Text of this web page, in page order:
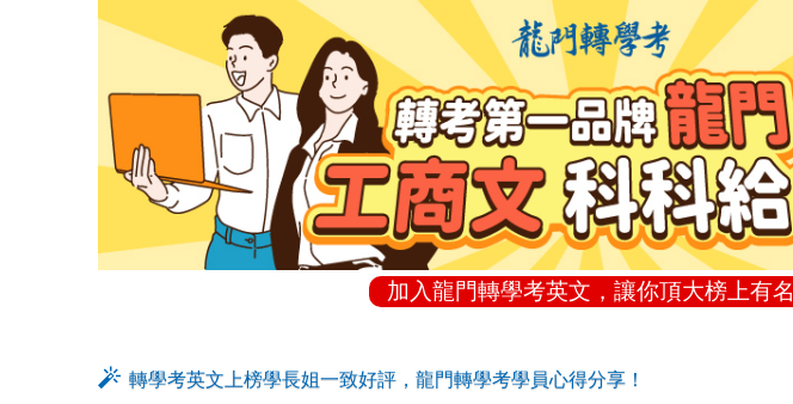
加入龍門轉學考英文，讓你頂大榜上有名
轉學考英文上榜學長姐一致好評，龍門轉學考學員心得分享！